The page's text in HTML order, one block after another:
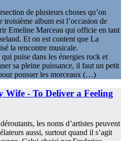
de plusieurs choses qu’on
troisième album est l’occasion de
Emeline Marceau qui officie en tant
Et on est content que La
la rencontre musicale.
puise dans les énergies rock et
sa pleine puissance, il faut un petit
pousser les morceaux (…)
Wife - To Deliver a Feeling
les noms d’artistes peuvent
aussi, surtout quand il s’agit